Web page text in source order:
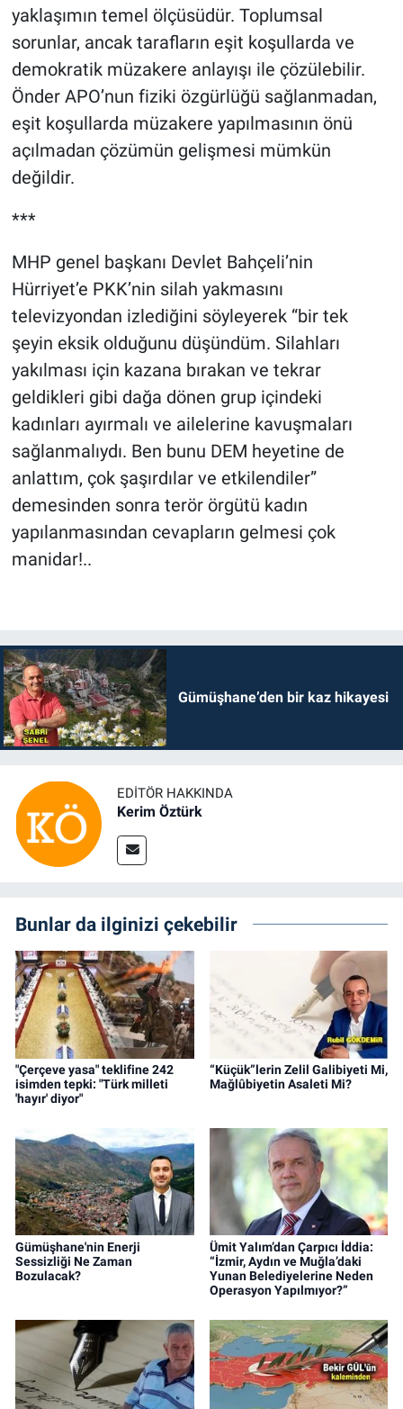
yaklaşımın temel ölçüsüdür. Toplumsal
sorunlar, ancak tarafların eşit koşullarda ve
demokratik müzakere anlayışı ile çözülebilir.
Önder APO’nun fiziki özgürlüğü sağlanmadan,
eşit koşullarda müzakere yapılmasının önü
açılmadan çözümün gelişmesi mümkün
değildir.
***
MHP genel başkanı Devlet Bahçeli’nin
Hürriyet’e PKK’nin silah yakmasını
televizyondan izlediğini söyleyerek “bir tek
şeyin eksik olduğunu düşündüm. Silahları
yakılması için kazana bırakan ve tekrar
geldikleri gibi dağa dönen grup içindeki
kadınları ayırmalı ve ailelerine kavuşmaları
sağlanmalıydı. Ben bunu DEM heyetine de
anlattım, çok şaşırdılar ve etkilendiler”
demesinden sonra terör örgütü kadın
yapılanmasından cevapların gelmesi çok
manidar!..
Gümüşhane’den bir kaz hikayesi
EDITÖR HAKKINDA
Kerim Öztürk
Bunlar da ilginizi çekebilir
"Çerçeve yasa" teklifine 242
isimden tepki: "Türk milleti
'hayır' diyor"
“Küçük”lerin Zelil Galibiyeti Mi,
Mağlûbiyetin Asaleti Mi?
Gümüşhane'nin Enerji
Sessizliği Ne Zaman
Bozulacak?
Ümit Yalım’dan Çarpıcı İddia:
“İzmir, Aydın ve Muğla’daki
Yunan Belediyelerine Neden
Operasyon Yapılmıyor?”